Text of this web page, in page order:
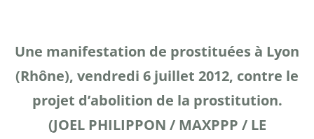
Une manifestation de prostituées à Lyon
(Rhône), vendredi 6 juillet 2012, contre le
projet d’abolition de la prostitution.
(JOEL PHILIPPON / MAXPPP / LE